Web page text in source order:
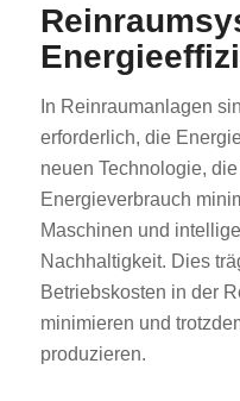
In Reinraumanlagen
erforderlich, die
neuen Technologie,
Energieverbrauch
Maschinen und
Nachhaltigkeit. Dies
Betriebskosten in der
minimieren und
produzieren.
RO
ES_MX